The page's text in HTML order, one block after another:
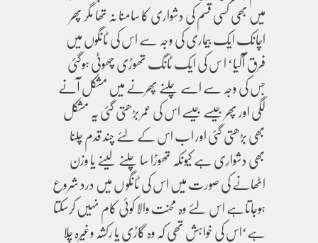
میں بھی کسی قسم کی دشواری کا سامنا نہ تھا مگر پھر
اچانک ایک بیماری کی وجہ سے اس کی ٹانگوں میں
فرق آگیا‘ ا س کی ایک ٹانگ تھوڑی چھوٹی ہوگئی
جس کی وجہ سے اسے چلنے پھرنے میں مشکل آنے
لگی اور پھر جیسے جیسے اس کی عمر بڑھتی گئی یہ مشکل
بھی بڑھتی گئی اور اب اس کے لئے چند قدم چلنا
بھی دشواری ہے کیونکہ تھوڑا سا چلنے لینے یا وزن
اٹھانے کی صورت میں اس کی ٹانگو ں میں درد شروع
ہوجاتاہے اس لئے وہ محنت والا کوئی کام نہیں کرسکتا
ہے‘اس کی خواہش تھی کہ وہ گاڑی یا رکشہ وغیرہ چلا